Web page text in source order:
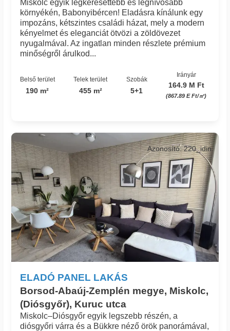
Miskolc egyik legkeresettebb és legnívósabb
környékén, Babonyibércen! Eladásra kínálunk egy
impozáns, kétszintes családi házat, mely a modern
kényelmet és eleganciát ötvözi a zöldövezet
nyugalmával. Az ingatlan minden részlete prémium
minőségről árulkod...
Belső terület
190 m²
Telek terület
455 m²
Szobák
5+1
Irányár
164.9 M Ft
(867.89 E Ft/㎡)
ELADÓ PANEL LAKÁS
Borsod-Abaúj-Zemplén megye, Miskolc,
(Diósgyőr), Kuruc utca
Azonosító: 220_idin
Miskolc–Diósgyőr egyik legszebb részén, a
diósgyőri várra és a Bükkre néző örök panorámával,